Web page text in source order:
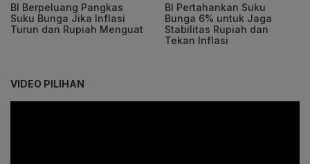
BI Berpeluang Pangkas
Suku Bunga Jika Inflasi
Turun dan Rupiah Menguat
BI Pertahankan Suku
Bunga 6% untuk Jaga
Stabilitas Rupiah dan
Tekan Inflasi
VIDEO PILIHAN